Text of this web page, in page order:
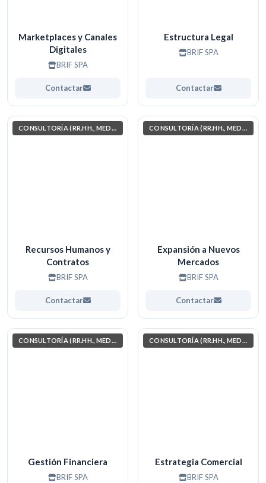
Marketplaces y Canales
Digitales
BRIF SPA
Contactar
Estructura Legal
BRIF SPA
Contactar
CONSULTORÍA (RR.HH., MEDIO AMBIENTE, INVESTIGACIÓN)
Recursos Humanos y
Contratos
BRIF SPA
Contactar
CONSULTORÍA (RR.HH., MEDIO AMBIENTE, INVESTIGACIÓN)
Expansión a Nuevos
Mercados
BRIF SPA
Contactar
CONSULTORÍA (RR.HH., MEDIO AMBIENTE, INVESTIGACIÓN)
Gestión Financiera
BRIF SPA
CONSULTORÍA (RR.HH., MEDIO AMBIENTE, INVESTIGACIÓN)
Estrategia Comercial
BRIF SPA